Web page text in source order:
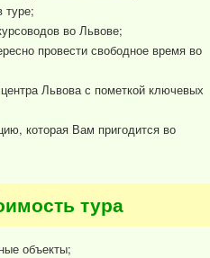
туре;
во Львове;
провести свободное время во
Львова с пометкой ключевых
которая Вам пригодится во
тура
объекты;